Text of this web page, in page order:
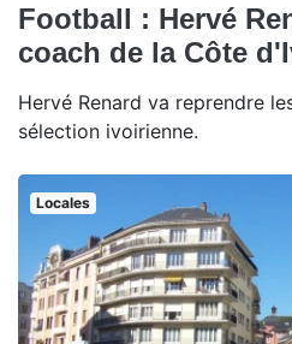
Football : Hervé
coach de la Côte
Hervé Renard va reprendre
sélection ivoirienne.
Locales